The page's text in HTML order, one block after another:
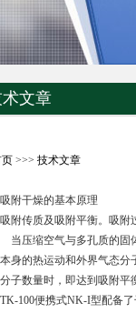
文章
>>> 技术文章
吸附干燥的基本原理
吸附传质及吸附平衡。吸附
当压缩空气与多孔质的固
本身的热运动和外界气态分
分子数量时，即达到吸附平
TK-100便携式NK-I型配备